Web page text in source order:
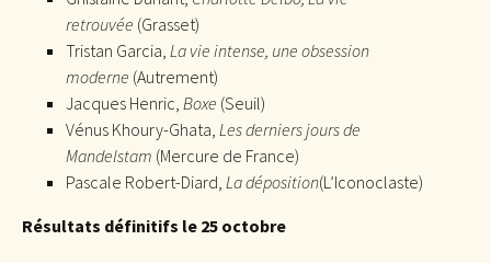
retrouvée (Grasset)
Tristan Garcia, La vie intense, une obsession
moderne (Autrement)
Jacques Henric, Boxe (Seuil)
Vénus Khoury-Ghata, Les derniers jours de
Mandelstam (Mercure de France)
Pascale Robert-Diard, La déposition(L’Iconoclaste)
Résultats définitifs le 25 octobre